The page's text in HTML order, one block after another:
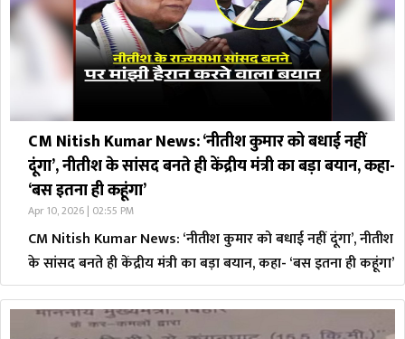
CM Nitish Kumar News: ‘नीतीश कुमार को बधाई नहीं
दूंगा’, नीतीश के सांसद बनते ही केंद्रीय मंत्री का बड़ा बयान, कहा-
‘बस इतना ही कहूंगा’
Apr 10, 2026 | 02:55 PM
CM Nitish Kumar News: ‘नीतीश कुमार को बधाई नहीं दूंगा’, नीतीश
के सांसद बनते ही केंद्रीय मंत्री का बड़ा बयान, कहा- ‘बस इतना ही कहूंगा’